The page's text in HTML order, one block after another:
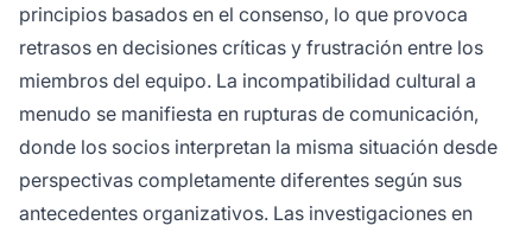
principios basados en el consenso, lo que provoca
retrasos en decisiones críticas y frustración entre los
miembros del equipo. La incompatibilidad cultural a
menudo se manifiesta en rupturas de comunicación,
donde los socios interpretan la misma situación desde
perspectivas completamente diferentes según sus
antecedentes organizativos. Las investigaciones en